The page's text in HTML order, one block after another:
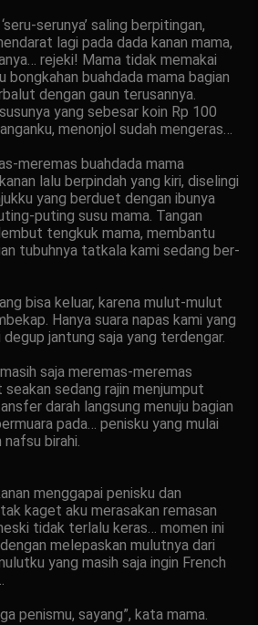
serunya’ saling berpitingan,
lagi pada dada kanan mama,
rejeki! Mama tidak memakai
bongkahan buahdada mama bagian
dengan gaun terusannya.
yang sebesar koin Rp 100
menonjol sudah mengeras…
meremas buahdada mama
lalu berpindah yang kiri, diselingi
yang berduet dengan ibunya
puting susu mama. Tangan
tengkuk mama, membantu
tubuhnya tatkala kami sedang ber-
bisa keluar, karena mulut-mulut
Hanya suara napas kami yang
jantung saja yang terdengar.
saja meremas-meremas
sedang rajin menjumput
darah langsung menuju bagian
pada… penisku yang mulai
birahi.
menggapai penisku dan
kaget aku merasakan remasan
tidak terlalu keras… momen ini
melepaskan mulutnya dari
yang masih saja ingin French
penismu, sayang”, kata mama.